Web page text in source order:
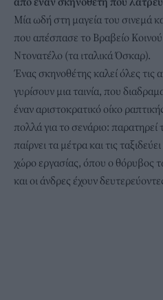
Μία ωδή στη μαγεία του σινεμά
που απέσπασε το Βραβείο
Ντονατέλο (τα ιταλικά Όσκαρ).
Ένας σκηνοθέτης καλεί όλες τις
γυρίσουν μια ταινία, που
έναν αριστοκρατικό οίκο
πολλά για το σενάριο: παρατηρεί
παίρνει τα μέτρα και τις
χώρο εργασίας, όπου ο θόρυβος
και οι άνδρες έχουν